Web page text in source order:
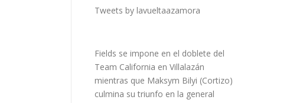
Tweets by lavueltaazamora
Fields se impone en el doblete del
Team California en Villalazán
mientras que Maksym Bilyi (Cortizo)
culmina su triunfo en la general